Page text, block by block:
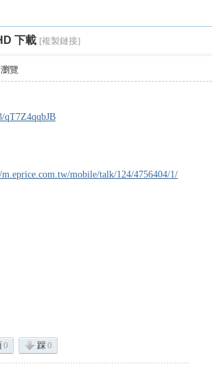
下載 [複製鏈接]
覽
qT7Z4qqbJB
mobile/talk/124/4756404/1/
0 踩0